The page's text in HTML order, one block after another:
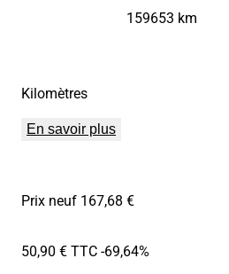
Kilomètres
159653 km
En savoir plus
Prix neuf 167,68 €
50,90 € TTC-69,64%